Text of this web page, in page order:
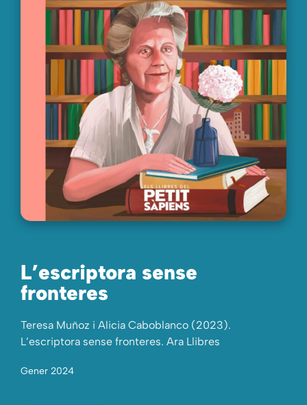
L’escriptora sense
fronteres
Teresa Muñoz i Alicia Caboblanco (2023).
L’escriptora sense fronteres. Ara Llibres
Gener 2024